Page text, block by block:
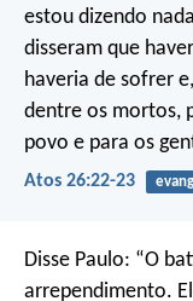
estou dizendo
disseram que
haveria de sofrer
dentre os mortos,
povo e para os
Atos 26:22-23
Disse Paulo: “O
arrependimento.